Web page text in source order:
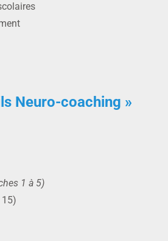
Neuro-coaching »
1 à 5)